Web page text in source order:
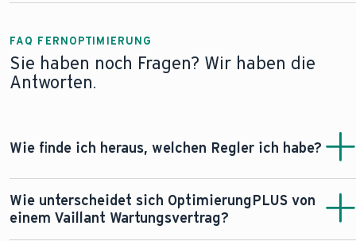
FAQ FERNOPTIMIERUNG
Sie haben noch Fragen? Wir haben die
Antworten.
Wie finde ich heraus, welchen Regler ich habe?
Regler. Vergleichen Sie die nachfolgenden Abbildungen,
um herauszufinden, welchen Regler Sie besitzen.
Wie unterscheidet sich OptimierungPLUS von
einem Vaillant Wartungsvertrag?